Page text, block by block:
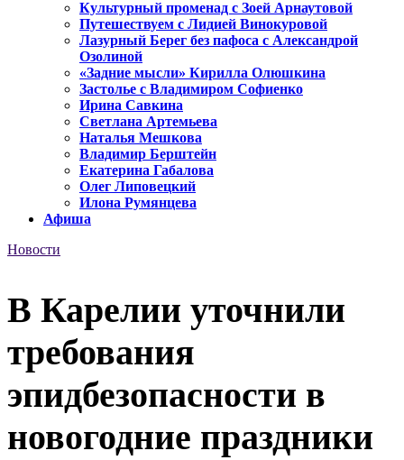
Культурный променад с Зоей Арнаутовой
Путешествуем с Лидией Винокуровой
Лазурный Берег без пафоса с Александрой
Озолиной
«Задние мысли» Кирилла Олюшкина
Застолье с Владимиром Софиенко
Ирина Савкина
Светлана Артемьева
Наталья Мешкова
Владимир Берштейн
Екатерина Габалова
Олег Липовецкий
Илона Румянцева
Афиша
Новости
В Карелии уточнили
требования
эпидбезопасности в
новогодние праздники